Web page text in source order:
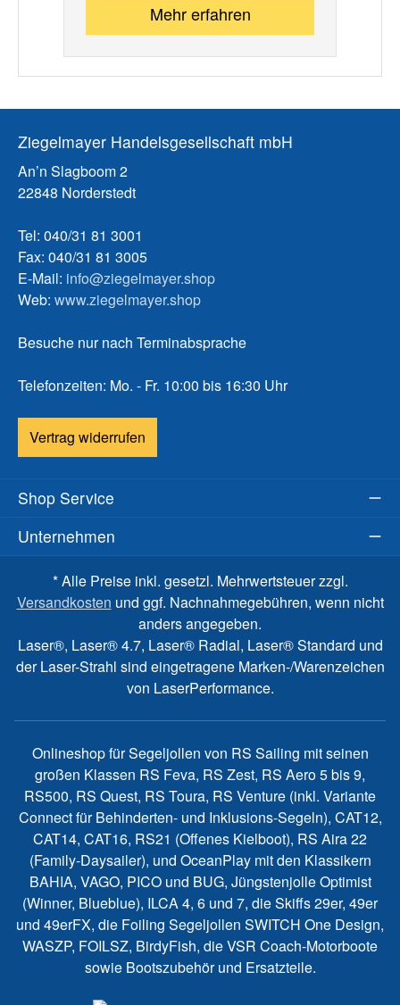
Mehr erfahren
Ziegelmayer Handelsgesellschaft mbH
An’n Slagboom 2
22848 Norderstedt
Tel: 040/31 81 3001
Fax: 040/31 81 3005
E-Mail: info@ziegelmayer.shop
Web: www.ziegelmayer.shop
Besuche nur nach Terminabsprache
Telefonzeiten: Mo. - Fr. 10:00 bis 16:30 Uhr
Vertrag widerrufen
Shop Service
Unternehmen
* Alle Preise inkl. gesetzl. Mehrwertsteuer zzgl.
Versandkosten und ggf. Nachnahmegebühren, wenn nicht
anders angegeben.
Laser®, Laser® 4.7, Laser® Radial, Laser® Standard und
der Laser-Strahl sind eingetragene Marken-/Warenzeichen
von LaserPerformance.
Onlineshop für Segeljollen von RS Sailing mit seinen
großen Klassen RS Feva, RS Zest, RS Aero 5 bis 9,
RS500, RS Quest, RS Toura, RS Venture (inkl. Variante
Connect für Behinderten- und Inklusions-Segeln), CAT12,
CAT14, CAT16, RS21 (Offenes Kielboot), RS Aira 22
(Family-Daysailer), und OceanPlay mit den Klassikern
BAHIA, VAGO, PICO und BUG, Jüngstenjolle Optimist
(Winner, Blueblue), ILCA 4, 6 und 7, die Skiffs 29er, 49er
und 49erFX, die Foiling Segeljollen SWITCH One Design,
WASZP, FOILSZ, BirdyFish, die VSR Coach-Motorboote
sowie Bootszubehör und Ersatzteile.